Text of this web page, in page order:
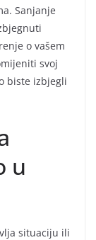
Sanjanje
o vašem
svoj
biste izbjegli
u
situaciju ili